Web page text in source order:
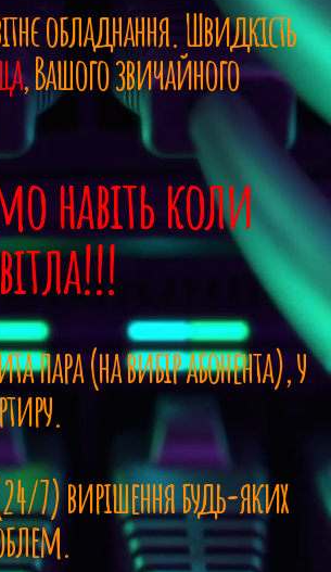
обладнання. Швидкість
, Вашого звичайного
навіть коли
пара (на вибір абонента), у
7) вирішення будь-яких